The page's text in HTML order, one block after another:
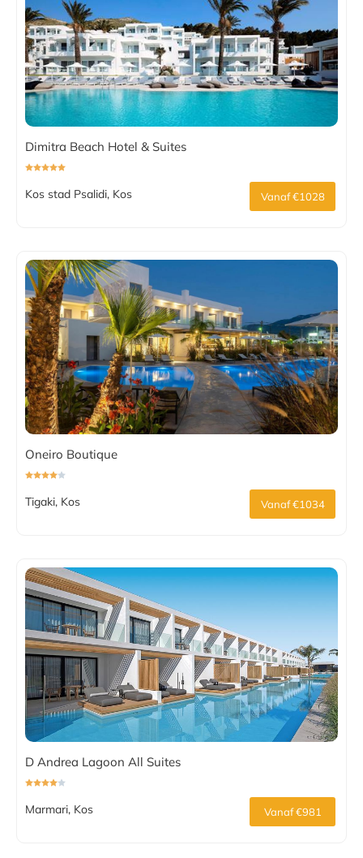
Dimitra Beach Hotel & Suites
Kos stad Psalidi, Kos Vanaf €1028
Oneiro Boutique
Tigaki, Kos Vanaf €1034
D Andrea Lagoon All Suites
Marmari, Kos Vanaf €981